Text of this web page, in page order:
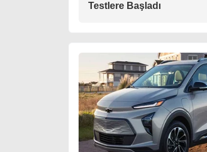
Testlere Başladı